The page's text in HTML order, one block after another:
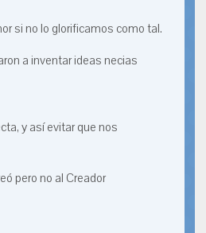
si no lo glorificamos como tal.
a inventar ideas necias
y así evitar que nos
pero no al Creador